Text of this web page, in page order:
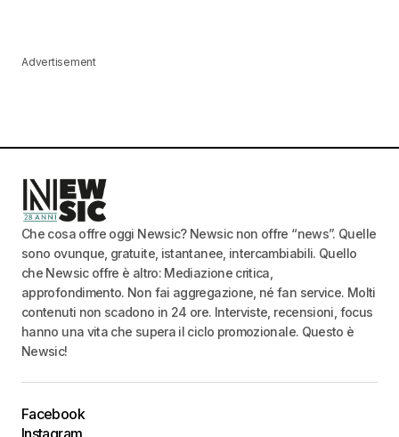
Advertisement
Che cosa offre oggi Newsic? Newsic non offre “news”. Quelle
sono ovunque, gratuite, istantanee, intercambiabili. Quello
che Newsic offre è altro: Mediazione critica,
approfondimento. Non fai aggregazione, né fan service. Molti
contenuti non scadono in 24 ore. Interviste, recensioni, focus
hanno una vita che supera il ciclo promozionale. Questo è
Newsic!
Facebook